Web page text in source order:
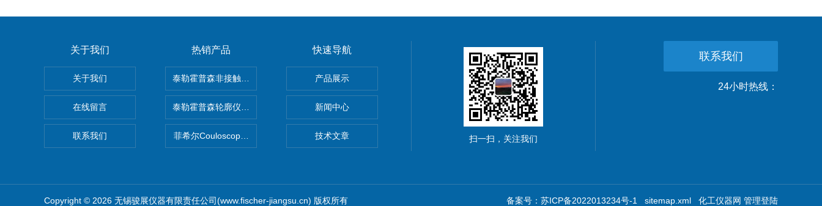
关于我们
关于我们
在线留言
联系我们
热销产品
泰勒霍普森非接触式轮廓仪LUPHOScan 850 HD
泰勒霍普森轮廓仪|TAYLOR HOBSON
菲希尔Couloscope CMS2电解法测厚仪
快速导航
产品展示
新闻中心
技术文章 扫一扫，关注我们
联系我们
24小时热线：
Copyright © 2026 无锡骏展仪器有限责任公司(www.fischer-jiangsu.cn) 版权所有 备案号：苏ICP备2022013234号-1 sitemap.xml 化工仪器网 管理登陆